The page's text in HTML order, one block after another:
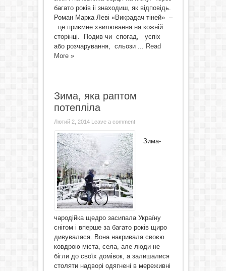
багато років іі знаходиш, як відповідь.
Роман Марка Леві «Викрадач тіней» –
це приємне хвилювання на кожній
сторінці. Подив чи спогад, успіх
або розчарування, сльози ... Read
More »
Зима, яка раптом
потепліла
Лютий 2, 2014 Leave a comment
Зима-
чародійка щедро засипала Україну
снігом і вперше за багато років щиро
дивувалася. Вона накривала своєю
ковдрою міста, села, але люди не
бігли до своїх домівок, а залишалися
столяти надворі одягнені в мереживні